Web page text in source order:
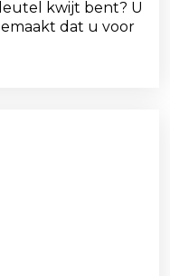
kwijt bent? U
dat u voor